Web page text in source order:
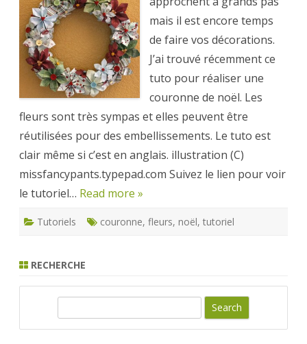
en
en
mais il est encore temps
de faire vos décorations.
J’ai trouvé récemment ce
tuto pour réaliser une
couronne de noël. Les
fleurs sont très sympas et elles peuvent être
réutilisées pour des embellissements. Le tuto est
clair même si c’est en anglais. illustration (C)
missfancypants.typepad.com Suivez le lien pour voir
le tutoriel… Read more »
Tutoriels couronne, fleurs, noël, tutoriel
RECHERCHE